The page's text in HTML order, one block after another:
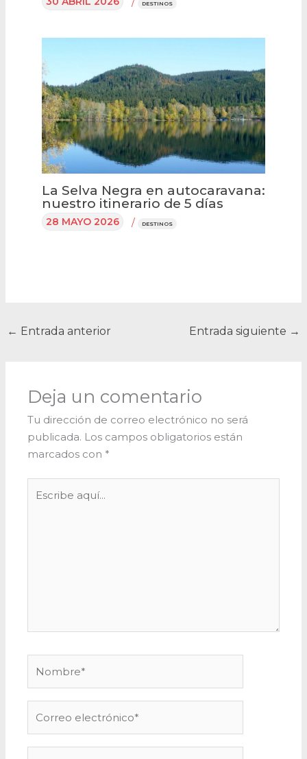
DESTINOS
La Selva Negra en autocaravana:
nuestro itinerario de 5 días
28 MAYO 2026 / DESTINOS
← Entrada anterior Entrada siguiente →
Deja un comentario
Tu dirección de correo electrónico no será
publicada. Los campos obligatorios están
marcados con *
aquí...
electrónico*